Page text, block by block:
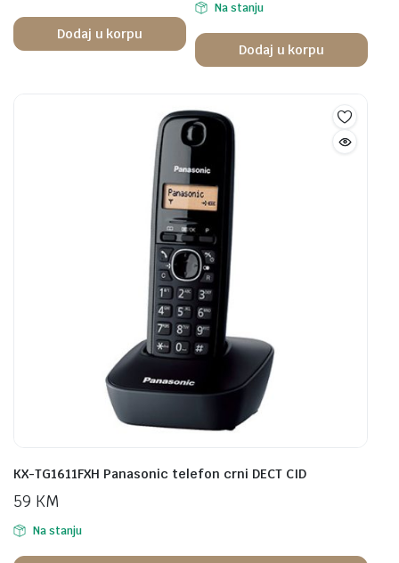
Dodaj u korpu
Na stanju
Dodaj u korpu
KX-TG1611FXH Panasonic telefon crni DECT CID
59 KM
Na stanju